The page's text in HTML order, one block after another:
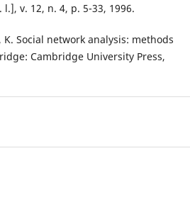
v. 12, n. 4, p. 5-33, 1996.
K. Social network analysis: methods
Cambridge University Press,